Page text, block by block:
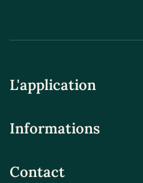
L'application
Informations
Contact